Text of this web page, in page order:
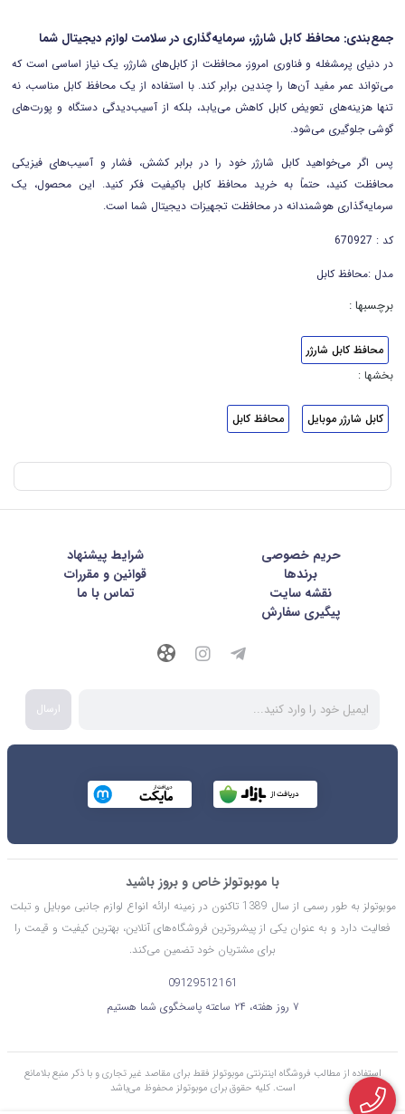
جمع‌بندی: محافظ کابل شارژر، سرمایه‌گذاری در سلامت لوازم دیجیتال شما
در دنیای پرمشغله و فناوری امروز، محافظت از کابل‌های شارژر، یک نیاز اساسی است که
می‌تواند عمر مفید آن‌ها را چندین برابر کند. با استفاده از یک محافظ کابل مناسب، نه
تنها هزینه‌های تعویض کابل کاهش می‌یابد، بلکه از آسیب‌دیدگی دستگاه و پورت‌های
گوشی جلوگیری می‌شود.
پس اگر می‌خواهید کابل شارژر خود را در برابر کشش، فشار و آسیب‌های فیزیکی
محافظت کنید، حتماً به خرید محافظ کابل باکیفیت فکر کنید. این محصول، یک
سرمایه‌گذاری هوشمندانه در محافظت تجهیزات دیجیتال شما است.
کد : 670927
مدل :محافظ کابل
برچسبها :
محافظ کابل شارژر
بخشها :
کابل شارژر موبایل محافظ کابل
حریم خصوصی
شرايط پيشنهاد
برندها
قوانین و مقررات
نقشه سایت
تماس با ما
پیگیری سفارش
ارسال
با موبوتولز خاص و بروز باشید
موبوتولز به طور رسمی از سال 1389 تاکنون در زمینه ارائه انواع لوازم جانبی موبایل و تبلت
فعالیت دارد و به عنوان یکی از پیشروترین فروشگاه‌های آنلاین، بهترین کیفیت و قیمت را
برای مشتریان خود تضمین می‌کند.
09129512161
۷ روز هفته، ۲۴ ساعته پاسخگوی شما هستیم
استفاده از مطالب فروشگاه اینترنتی موبوتولز فقط برای مقاصد غیر تجاری و با ذکر منبع بلامانع
است. کليه حقوق برای موبوتولز محفوظ می‌باشد